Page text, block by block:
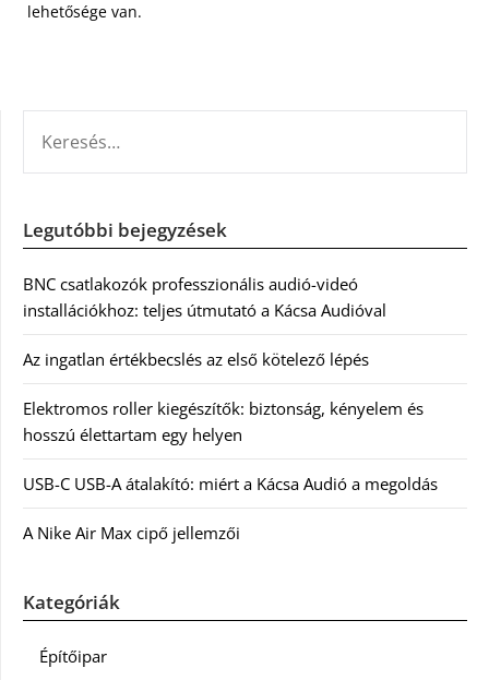
lehetősége van.
Legutóbbi bejegyzések
BNC csatlakozók professzionális audió-videó
installációkhoz: teljes útmutató a Kácsa Audióval
Az ingatlan értékbecslés az első kötelező lépés
Elektromos roller kiegészítők: biztonság, kényelem és
hosszú élettartam egy helyen
USB-C USB-A átalakító: miért a Kácsa Audió a megoldás
A Nike Air Max cipő jellemzői
Kategóriák
Építőipar